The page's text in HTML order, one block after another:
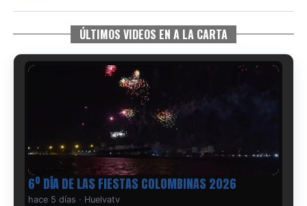
ÚLTIMOS VIDEOS EN A LA CARTA
6º DÍA DE LAS FIESTAS COLOMBINAS 2026
hace 5 días · Huelvatv